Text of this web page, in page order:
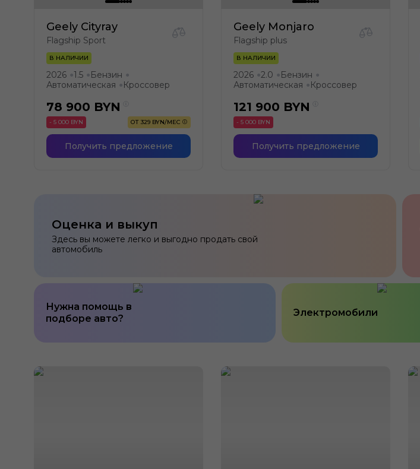
Geely Cityray
Flagship Sport
В НАЛИЧИИ
2026 ●1.5 ● Бензин ●
Автоматическая ● Кроссовер
78 900 BYN
- 5 000 BYN ОТ 329 BYN/МЕС
Получить предложение
Geely Monjaro
Flagship plus
В НАЛИЧИИ
2026 ●2.0 ● Бензин ●
Автоматическая ● Кроссовер
121 900 BYN
- 5 000 BYN
Получить предложение
Оценка и выкуп
Здесь вы можете легко и выгодно продать свой
автомобиль
Нужна помощь в
подборе авто?
Электромобили